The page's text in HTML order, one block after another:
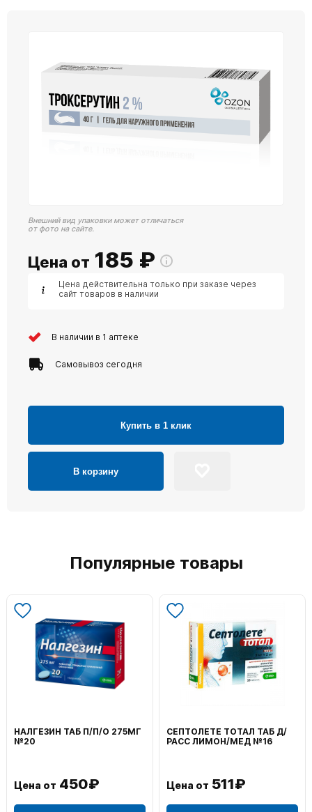
Внешний вид упаковки может отличаться
от фото на сайте.
Цена от 185 ₽
Цена действительна только при заказе через
сайт товаров в наличии
В наличии в 1 аптеке
Самовывоз сегодня
Купить в 1 клик
В корзину
Популярные товары
НАЛГЕЗИН ТАБ П/П/О 275МГ
№20
Цена от 450₽
СЕПТОЛЕТЕ ТОТАЛ ТАБ Д/
РАСС ЛИМОН/МЕД №16
Цена от 511₽